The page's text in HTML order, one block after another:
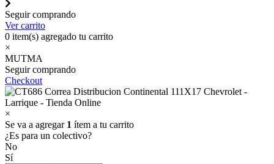
Seguir comprando
Ver carrito
0 item(s) agregado tu carrito
×
MUTMA
Seguir comprando
Checkout
×
Se va a agregar 1 ítem a tu carrito
¿Es para un colectivo?
No
Sí